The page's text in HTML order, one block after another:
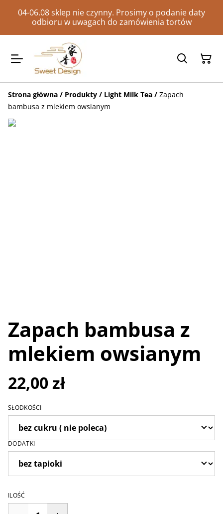
04-06.08 sklep nie czynny. Prosimy o podanie daty
odbioru w uwagach do zamówienia tortów
Strona główna / Produkty / Light Milk Tea / Zapach
bambusa z mlekiem owsianym
Zapach bambusa z
mlekiem owsianym
22,00 zł
SŁODKOŚCI
DODATKI
ILOŚĆ